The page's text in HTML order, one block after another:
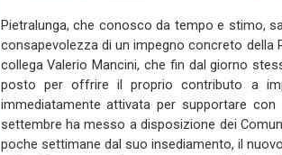
Pietralunga, che conosco da tempo e stimo,
consapevolezza di un impegno concreto
collega Valerio Mancini, che fin dal giorno
posto per offrire il proprio contributo a
immediatamente attivata per supportare
settembre ha messo a disposizione dei
poche settimane dal suo insediamento, il